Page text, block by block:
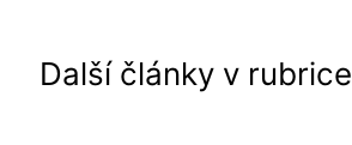
Další články v rubrice